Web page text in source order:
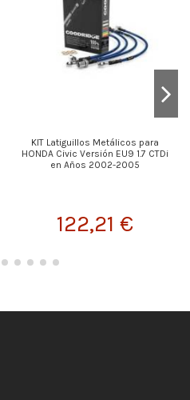
KIT Latiguillos Metálicos para
HONDA Civic Versión EU9 1.7 CTDi
en Años 2002-2005
122,21 €